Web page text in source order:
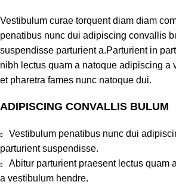
Vestibulum curae torquent diam diam
penatibus nunc dui adipiscing convallis
suspendisse parturient a.Parturient in
nibh lectus quam a natoque adipiscing a
et pharetra fames nunc natoque dui.
ADIPISCING CONVALLIS BULUM
Vestibulum penatibus nunc dui
parturient suspendisse.
Abitur parturient praesent lectus quam
a vestibulum hendre.